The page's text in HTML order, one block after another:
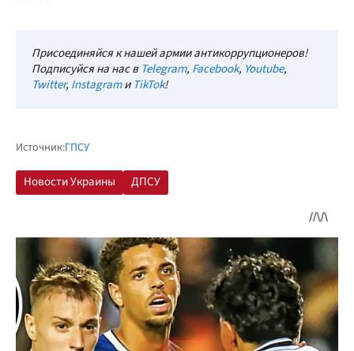
Присоединяйся к нашей армии антикоррупционеров!
Подписуйся на нас в Telegram, Facebook, Youtube,
Twitter, InstagramиTikTok!
Источник:ГПСУ
Новости Украины ДПСУ